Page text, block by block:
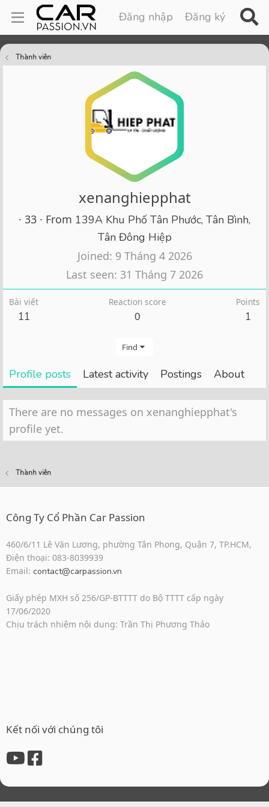
Đăng nhập Đăng ký
Thành viên
xenanghiepphat
· 33 · From 139A Khu Phố Tân Phước, Tân Bình,
Tân Đông Hiệp
Joined 9 Tháng 4 2026
Last seen 31 Tháng 7 2026
Bài viết
11
Reaction score
0
Points
1
Find
Profile posts Latest activity Postings About
There are no messages on xenanghiepphat's
profile yet.
Thành viên
Công Ty Cổ Phần Car Passion
460/6/11 Lê Văn Lương, phường Tân Phong, Quận 7, TP.HCM,
Điện thoại: 083-8039939
Email: contact@carpassion.vn
Giấy phép MXH số 256/GP-BTTTT do Bộ TTTT cấp ngày
17/06/2020
Chịu trách nhiệm nội dung: Trần Thị Phương Thảo
Kết nối với chúng tôi